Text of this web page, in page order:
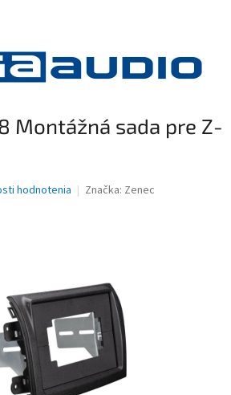
Montážná sada pre Z-
hodnotenia Značka: Zenec